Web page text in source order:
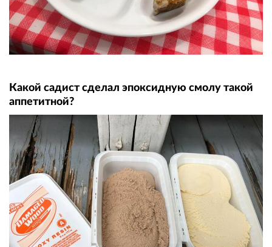
Какой садист сделал эпоксидную смолу такой
аппетитной?